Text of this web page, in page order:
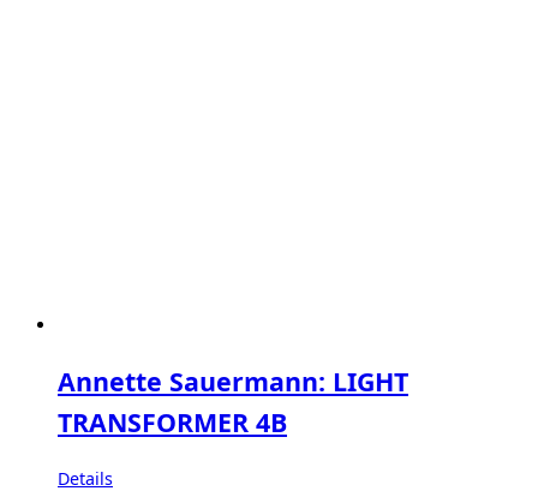
Annette Sauermann: LIGHT
TRANSFORMER 4B
Details